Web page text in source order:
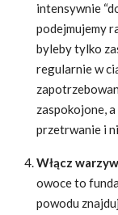
intensywnie
podejmujemy
byleby tylko
regularnie w
zaspokojone,
przetrwanie i
Włącz
owoce to
powodu